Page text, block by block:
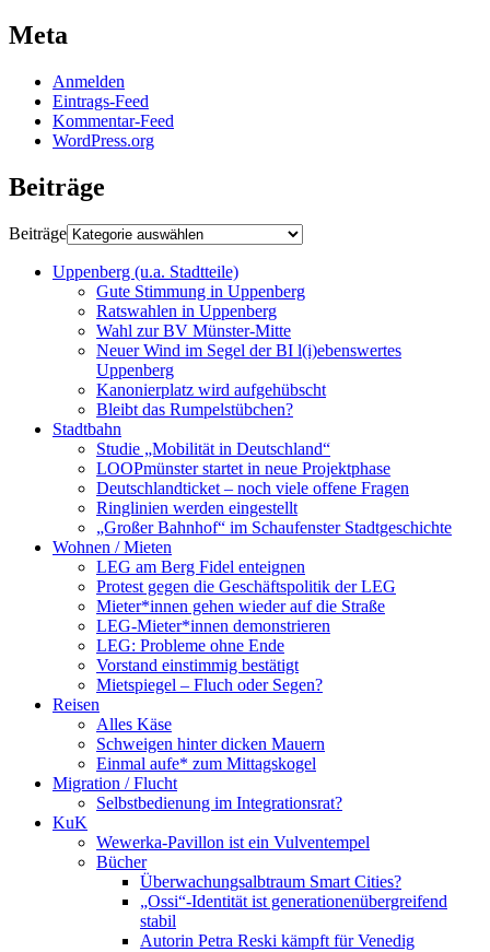
Meta
Anmelden
Eintrags-Feed
Kommentar-Feed
WordPress.org
Beiträge
Beiträge
Uppenberg (u.a. Stadtteile)
Gute Stimmung in Uppenberg
Ratswahlen in Uppenberg
Wahl zur BV Münster-Mitte
Neuer Wind im Segel der BI l(i)ebenswertes
Uppenberg
Kanonierplatz wird aufgehübscht
Bleibt das Rumpelstübchen?
Stadtbahn
Studie „Mobilität in Deutschland“
LOOPmünster startet in neue Projektphase
Deutschlandticket – noch viele offene Fragen
Ringlinien werden eingestellt
„Großer Bahnhof“ im Schaufenster Stadtgeschichte
Wohnen / Mieten
LEG am Berg Fidel enteignen
Protest gegen die Geschäftspolitik der LEG
Mieter*innen gehen wieder auf die Straße
LEG-Mieter*innen demonstrieren
LEG: Probleme ohne Ende
Vorstand einstimmig bestätigt
Mietspiegel – Fluch oder Segen?
Reisen
Alles Käse
Schweigen hinter dicken Mauern
Einmal aufe* zum Mittagskogel
Migration / Flucht
Selbstbedienung im Integrationsrat?
KuK
Wewerka-Pavillon ist ein Vulventempel
Bücher
Überwachungsalbtraum Smart Cities?
„Ossi“-Identität ist generationenübergreifend
stabil
Autorin Petra Reski kämpft für Venedig